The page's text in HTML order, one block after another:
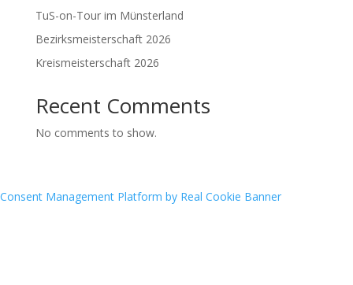
TuS-on-Tour im Münsterland
Bezirksmeisterschaft 2026
Kreismeisterschaft 2026
Recent Comments
No comments to show.
Consent Management Platform by Real Cookie Banner